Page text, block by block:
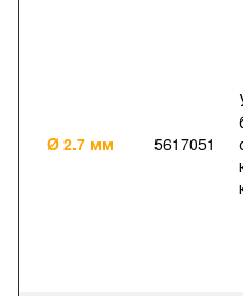
Ø 2.7 мм 5617051